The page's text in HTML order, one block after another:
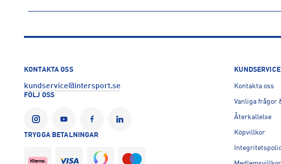
Leverantörens produktnummer: 109019
Tillverkaradress: PUMA Way 1, DE-91074 , Herzogenaurach, DE
KONTAKTA OSS
kundservice@intersport.se
FÖLJ OSS
TRYGGA BETALNINGAR
KUNDSERVICE
Kontakta oss
Vanliga frågor
Återkallelse
Köpvillkor